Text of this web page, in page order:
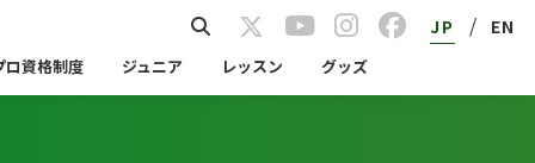
JP / EN
ロ資格制度 ジュニア レッスン グッズ